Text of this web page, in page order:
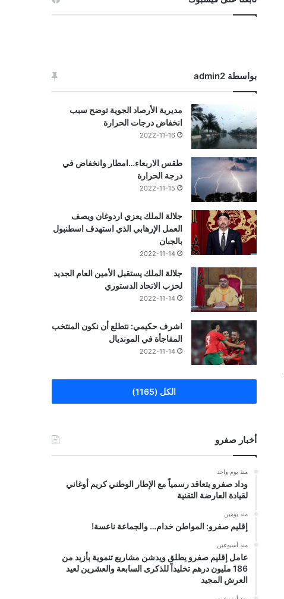
بواسطة admin2
مديرية الأرصاد الجوية توضح سبب
انخفاض درجات الحرارة
2022-11-16
طقس الاربعاء…امطار وانخفاض في
درجة الحرارة
2022-11-15
جلالة الملك يعزي اردوغان ويصف
العمل الإرهابي الذي استهدف اسطنبول
بالجبان
2022-11-14
جلالة الملك يستقبل الأمين العام الجديد
لحزب الاتحاد الدستوري
2022-11-14
اشرف حكيمي: نتطلع أن نكون المنتخب
المفاجأة في المونديال
2022-11-14
الكل (1165)
أخبار صفرو
منذ يوم واحد
وداد صفرو يتعاقد رسمياً مع الإطار الوطني كريم أوغاني
لقيادة العارضة التقنية
منذ يومين
إقليم صفرو: المواطن خدام… والجماعة ناعسة!
منذ أسبوعين
عامل إقليم صفرو يطلق ويدشن مشاريع تنموية بأزيد من
186 مليون درهم تخليداً للذكرى السابعة والعشرين لعيد
العرش المجيد